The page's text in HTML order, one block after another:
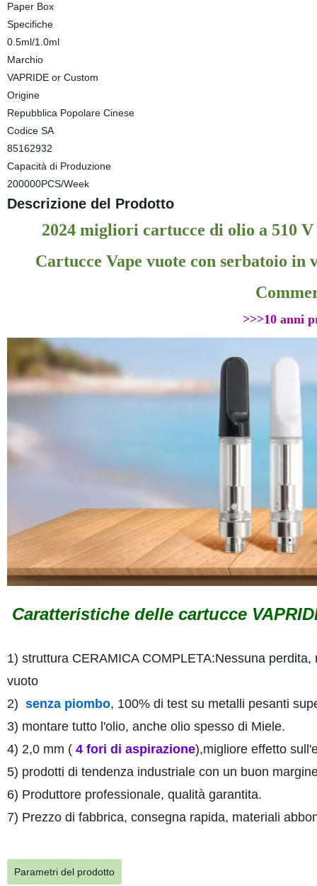
Paper Box
Specifiche
0.5ml/1.0ml
Marchio
VAPRIDE or Custom
Origine
Repubblica Popolare Cinese
Codice SA
85162932
Capacità di Produzione
200000PCS/Week
Descrizione del Prodotto
2024 migliori cartucce di olio a 510
Cartucce Vape vuote con serbatoio in
>>>10 anni
Caratteristiche delle cartucce
1) struttura CERAMICA COMPLETA:Nessuna perdita,
vuoto
2) senza piombo, 100% di test su metalli pesanti
3) montare tutto l'olio, anche olio spesso di Miele.
4) 2,0 mm ( 4 fori di aspirazione),migliore effetto
5) prodotti di tendenza industriale con un buon
6) Produttore professionale, qualità garantita.
7) Prezzo di fabbrica, consegna rapida, materiali
Parametri del prodotto